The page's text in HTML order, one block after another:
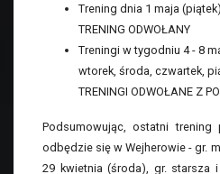
Trening dnia 1 maja
TRENING ODWOŁANY
Treningi w tygodniu 4 - 8
wtorek, środa, czwartek,
TRENINGI ODWOŁANE Z
Podsumowując, ostatni trening
odbędzie się w Wejherowie - gr.
29 kwietnia (środa), gr. starsza